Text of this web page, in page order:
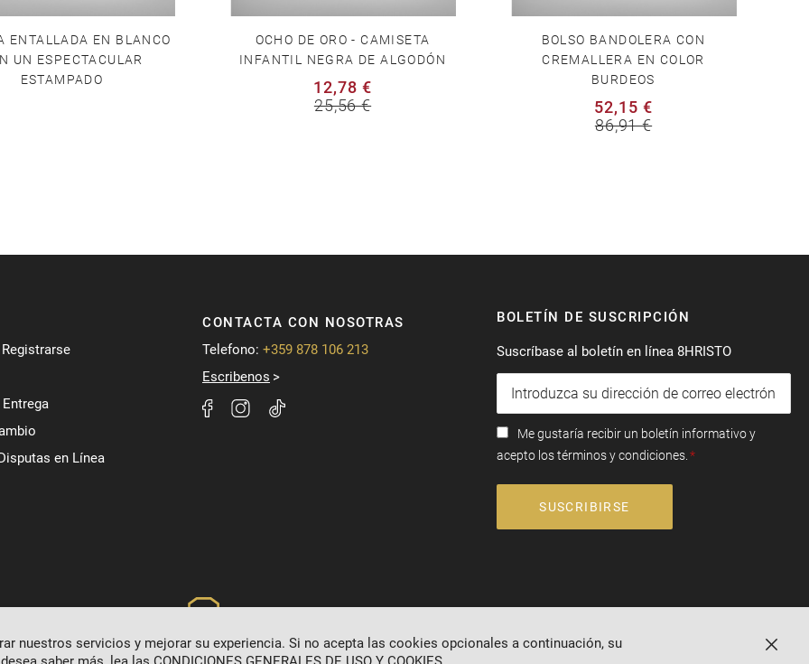
ENTALLADA EN BLANCO
UN ESPECTACULAR
ESTAMPADO
OCHO DE ORO - CAMISETA
INFANTIL NEGRA DE ALGODÓN
12,78 €
25,56 €
BOLSO BANDOLERA CON
CREMALLERA EN COLOR
BURDEOS
52,15 €
86,91 €
en Línea
CONTACTA CON NOSOTRAS
Telefono: +359 878 106 213
Escribenos
BOLETÍN DE SUSCRIPCIÓN
Suscríbase al boletín en línea 8HRISTO
Me gustaría recibir un boletín informativo y
acepto los términos y condiciones.
SUSCRIBIRSE
nuestros servicios y mejorar su experiencia. Si no acepta las cookies opcionales a continuación, su